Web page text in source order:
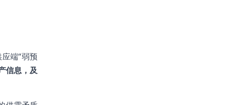
端“弱预
信息，及